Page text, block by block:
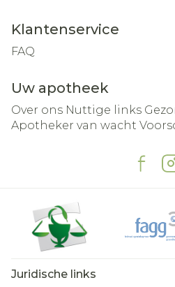
Klantenservice
FAQ
Uw apotheek
Over ons Nuttige links
Apotheker van wacht
Juridische links